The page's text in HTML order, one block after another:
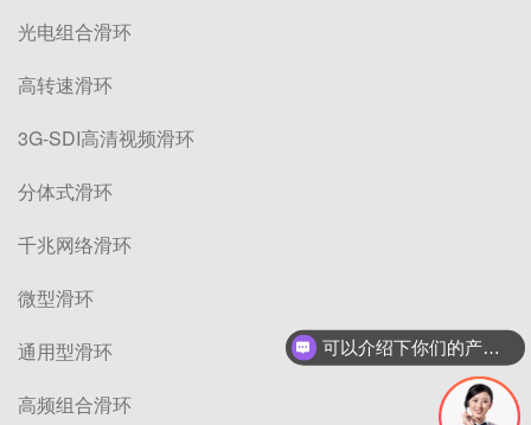
光电组合滑环
高转速滑环
3G-SDI高清视频滑环
分体式滑环
千兆网络滑环
微型滑环
通用型滑环
高频组合滑环
可以介绍下你们的产品么